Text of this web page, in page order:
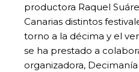
productora Raquel
Canarias distintos
torno a la décima y el
se ha prestado a
organizadora,